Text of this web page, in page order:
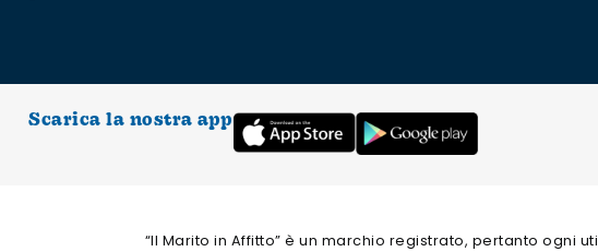
Scarica la nostra app
“Il Marito in Affitto” è un marchio registrato, pertanto ogni